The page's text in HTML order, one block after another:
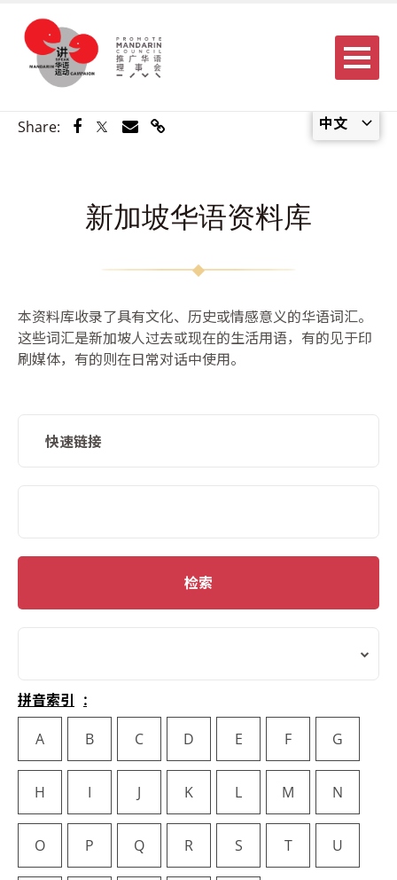
中文
Menu
Share: Share via Facebook
Share via Twitter
Share via Email
Share via Link
新加坡华语资料库
本资料库收录了具有文化、历史或情感意义的华语词汇。
这些词汇是新加坡人过去或现在的生活用语，有的见于印
刷媒体，有的则在日常对话中使用。
快速链接
检索
拼音索引
A
B C D E F G
H I J K L M N
O P Q R S T U